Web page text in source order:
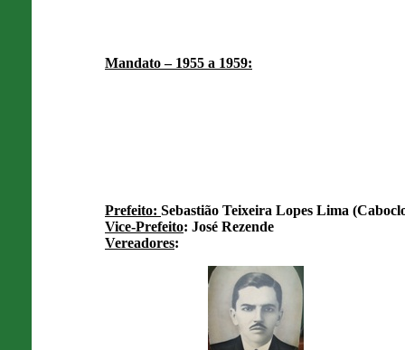
Mandato – 1955 a 1959:
Prefeito: Sebastião Teixeira Lopes Lima
Vice-Prefeito: José Rezende
Vereadores: